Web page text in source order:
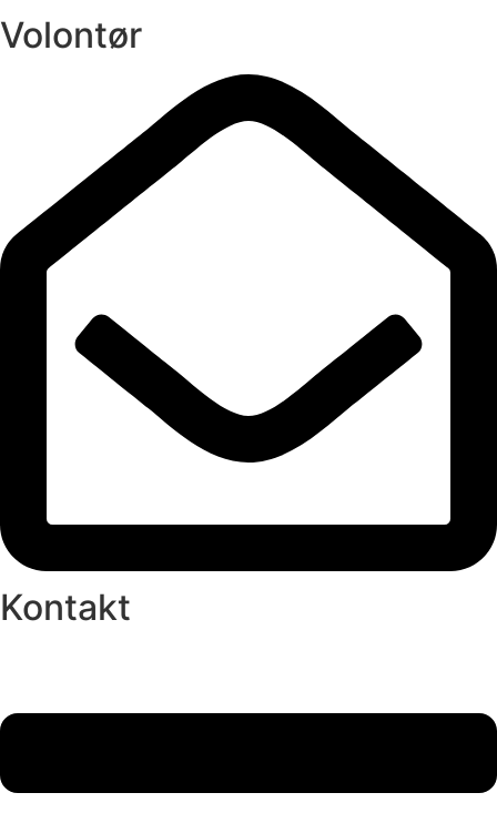
Volontør
Kontakt